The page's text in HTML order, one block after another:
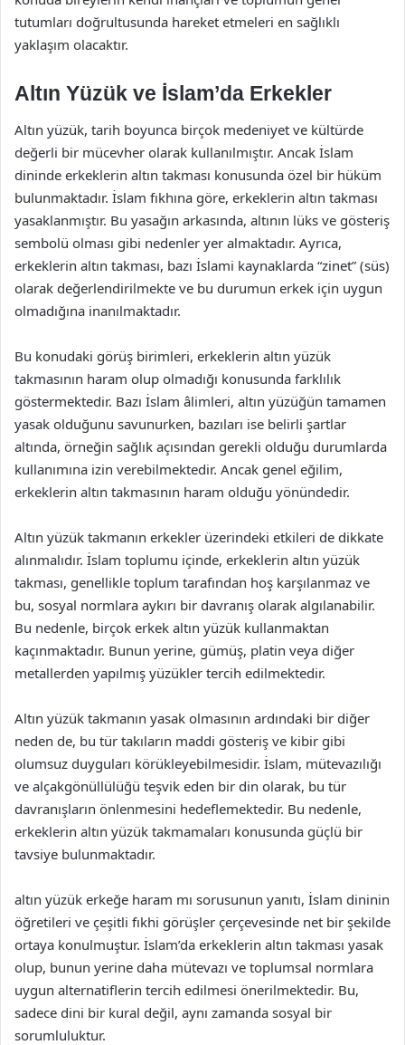
tutumları doğrultusunda hareket etmeleri en sağlıklı
yaklaşım olacaktır.
Altın Yüzük ve İslam’da Erkekler
Altın yüzük, tarih boyunca birçok medeniyet ve kültürde
değerli bir mücevher olarak kullanılmıştır. Ancak İslam
dininde erkeklerin altın takması konusunda özel bir hüküm
bulunmaktadır. İslam fıkhına göre, erkeklerin altın takması
yasaklanmıştır. Bu yasağın arkasında, altının lüks ve gösteriş
sembolü olması gibi nedenler yer almaktadır. Ayrıca,
erkeklerin altın takması, bazı İslami kaynaklarda “zinet” (süs)
olarak değerlendirilmekte ve bu durumun erkek için uygun
olmadığına inanılmaktadır.
Bu konudaki görüş birimleri, erkeklerin altın yüzük
takmasının haram olup olmadığı konusunda farklılık
göstermektedir. Bazı İslam âlimleri, altın yüzüğün tamamen
yasak olduğunu savunurken, bazıları ise belirli şartlar
altında, örneğin sağlık açısından gerekli olduğu durumlarda
kullanımına izin verebilmektedir. Ancak genel eğilim,
erkeklerin altın takmasının haram olduğu yönündedir.
Altın yüzük takmanın erkekler üzerindeki etkileri de dikkate
alınmalıdır. İslam toplumu içinde, erkeklerin altın yüzük
takması, genellikle toplum tarafından hoş karşılanmaz ve
bu, sosyal normlara aykırı bir davranış olarak algılanabilir.
Bu nedenle, birçok erkek altın yüzük kullanmaktan
kaçınmaktadır. Bunun yerine, gümüş, platin veya diğer
metallerden yapılmış yüzükler tercih edilmektedir.
Altın yüzük takmanın yasak olmasının ardındaki bir diğer
neden de, bu tür takıların maddi gösteriş ve kibir gibi
olumsuz duyguları körükleyebilmesidir. İslam, mütevazılığı
ve alçakgönüllülüğü teşvik eden bir din olarak, bu tür
davranışların önlenmesini hedeflemektedir. Bu nedenle,
erkeklerin altın yüzük takmamaları konusunda güçlü bir
tavsiye bulunmaktadır.
altın yüzük erkeğe haram mı sorusunun yanıtı, İslam dininin
öğretileri ve çeşitli fıkhi görüşler çerçevesinde net bir şekilde
ortaya konulmuştur. İslam’da erkeklerin altın takması yasak
olup, bunun yerine daha mütevazı ve toplumsal normlara
uygun alternatiflerin tercih edilmesi önerilmektedir. Bu,
sadece dini bir kural değil, aynı zamanda sosyal bir
sorumluluktur.